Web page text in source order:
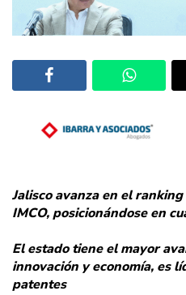
Jalisco avanza en el
IMCO, posicionándose en
El estado tiene el mayor
innovación y economía, es
patentes